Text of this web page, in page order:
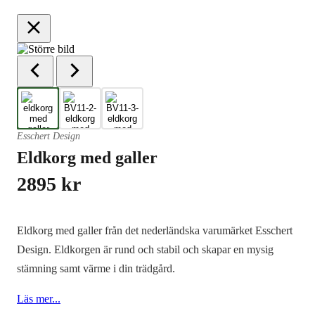
Esschert Design
Eldkorg med galler
2895 kr
Eldkorg med galler från det nederländska varumärket Esschert
Design. Eldkorgen är rund och stabil och skapar en mysig
stämning samt värme i din trädgård.
Läs mer...